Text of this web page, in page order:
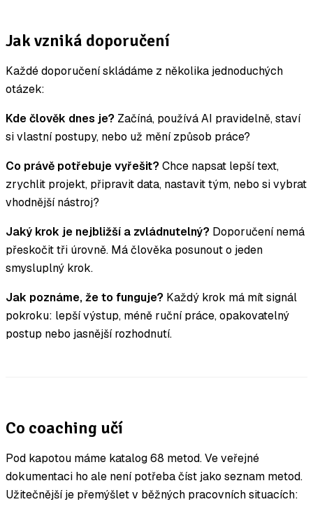
Jak vzniká doporučení
Každé doporučení skládáme z několika jednoduchých
otázek:
Kde člověk dnes je? Začíná, používá AI pravidelně, staví
si vlastní postupy, nebo už mění způsob práce?
Co právě potřebuje vyřešit? Chce napsat lepší text,
zrychlit projekt, připravit data, nastavit tým, nebo si vybrat
vhodnější nástroj?
Jaký krok je nejbližší a zvládnutelný? Doporučení nemá
přeskočit tři úrovně. Má člověka posunout o jeden
smysluplný krok.
Jak poznáme, že to funguje? Každý krok má mít signál
pokroku: lepší výstup, méně ruční práce, opakovatelný
postup nebo jasnější rozhodnutí.
Co coaching učí
Pod kapotou máme katalog 68 metod. Ve veřejné
dokumentaci ho ale není potřeba číst jako seznam metod.
Užitečnější je přemýšlet v běžných pracovních situacích: